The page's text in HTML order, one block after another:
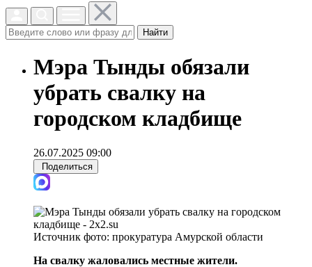
Найти
Мэра Тынды обязали
убрать свалку на
городском кладбище
26.07.2025 09:00
Поделиться
Источник фото: прокуратура Амурской области
На свалку жаловались местные жители.